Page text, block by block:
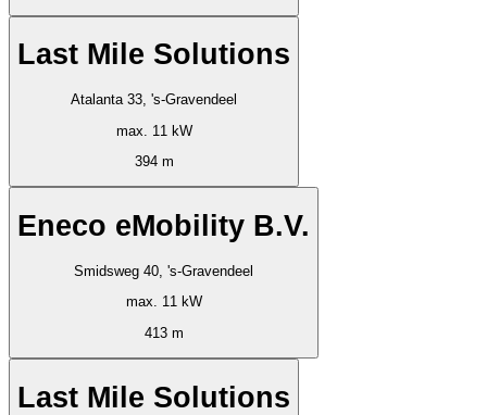
Last Mile Solutions
Atalanta 33, 's-Gravendeel
max. 11 kW
394 m
Eneco eMobility B.V.
Smidsweg 40, 's-Gravendeel
max. 11 kW
413 m
Last Mile Solutions